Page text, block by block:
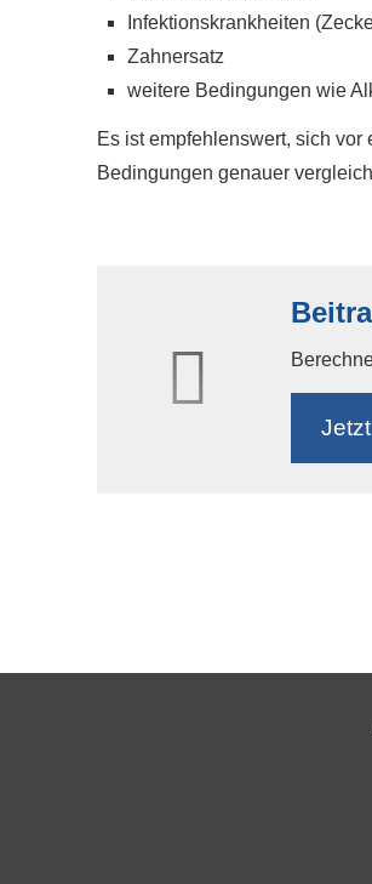
Infektionskrankheiten
Zahnersatz
weitere Bedingungen wie
Es ist empfehlenswert, sich
Bedingungen genauer